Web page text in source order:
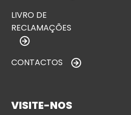
LIVRO DE
RECLAMAÇÕES
CONTACTOS
VISITE-NOS